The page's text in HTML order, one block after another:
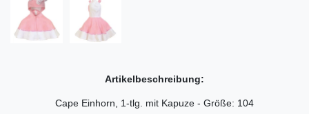
Artikelbeschreibung:
Cape Einhorn, 1-tlg. mit Kapuze - Größe: 104